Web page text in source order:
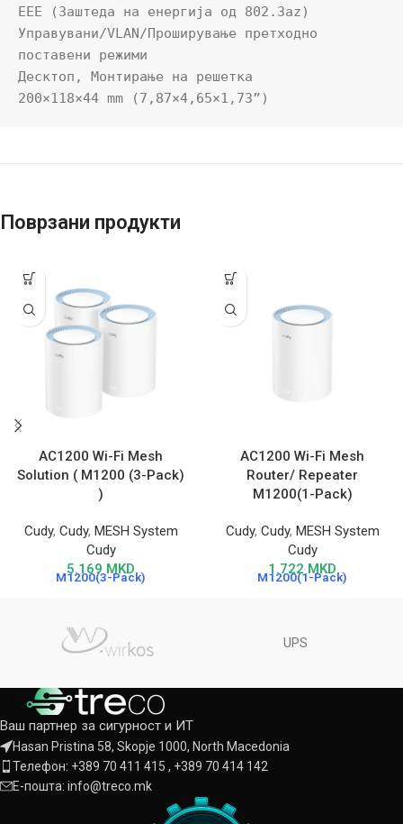
EEE (Заштеда на енергија од 802.3az)
Управувани/VLAN/Проширување претходно
поставени режими
Десктоп, Монтирање на решетка
200×118×44 mm (7,87×4,65×1,73”)
Поврзани продукти
AC1200 Wi-Fi Mesh
Solution ( M1200 (3-Pack)
)
Cudy, Cudy, MESH System
Cudy
5.169 MKD
M1200(3-Pack)
AC1200 Wi-Fi Mesh
Router/ Repeater
M1200(1-Pack)
Cudy, Cudy, MESH System
Cudy
1.722 MKD
M1200(1-Pack)
UPS
Ваш партнер за сигурност и ИТ
Hasan Pristina 58, Skopje 1000, North Macedonia
Телефон: +389 70 411 415 , +389 70 414 142
Е-пошта: info@treco.mk